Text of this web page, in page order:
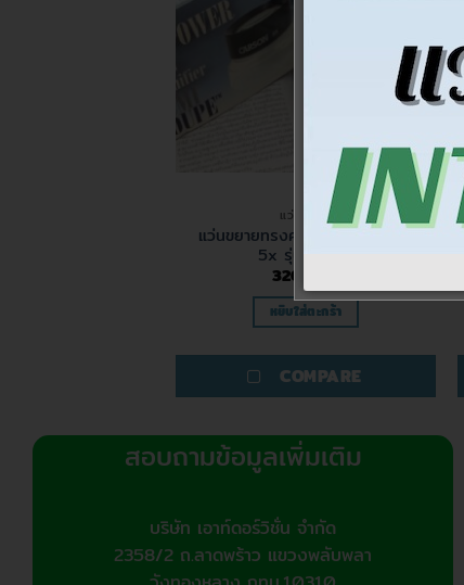
แว่นขยาย
แว่นขยายทรงครอบแก้ว Carson
5x รุ่น LL-55
320.00
หยิบใส่ตะกร้า
COMPARE
สอบถามข้อมูลเพิ่มเติม
บริษัท เอาท์ดอร์วิชั่น จำกัด
2358/2 ถ.ลาดพร้าว แขวงพลับพลา